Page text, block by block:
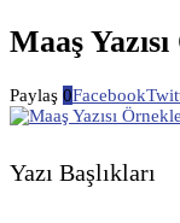
Maaş
Paylaş 0Facebook
Yazı Başlıkları